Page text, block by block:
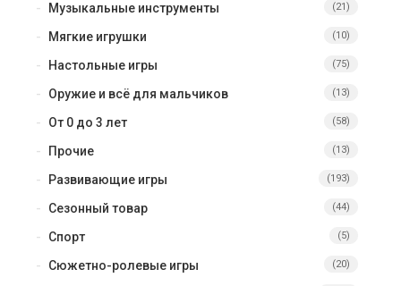
Музыкальные инструменты (21)
Мягкие игрушки (10)
Настольные игры (75)
Оружие и всё для мальчиков (13)
От 0 до 3 лет (58)
Прочие (13)
Развивающие игры (193)
Сезонный товар (44)
Спорт (5)
Сюжетно-ролевые игры (20)